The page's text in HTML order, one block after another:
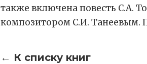
также включена повесть С.А.
композитором С.И. Танеевым.
← К списку книг